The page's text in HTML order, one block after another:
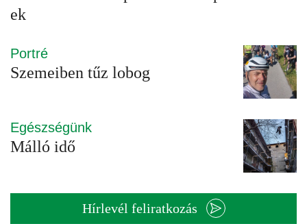
ek
Portré
Szemeiben tűz lobog
Egészségünk
Málló idő
Hírlevél feliratkozás